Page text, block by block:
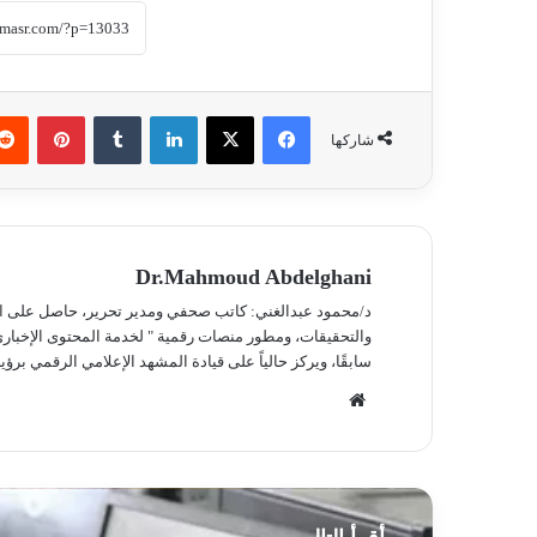
شاركها
فيسبوك ‫X لينكدإن بينتيريست
Dr.Mahmoud Abdelghani
د/محمود عبدالغني: كاتب صحفي ومدير تحرير، حاصل على
والتحقيقات، ومطور منصات رقمية " لخدمة المحتوى
سابقًا، ويركز حالياً على قيادة المشهد الإعلامي الرقمي
الوي
ب